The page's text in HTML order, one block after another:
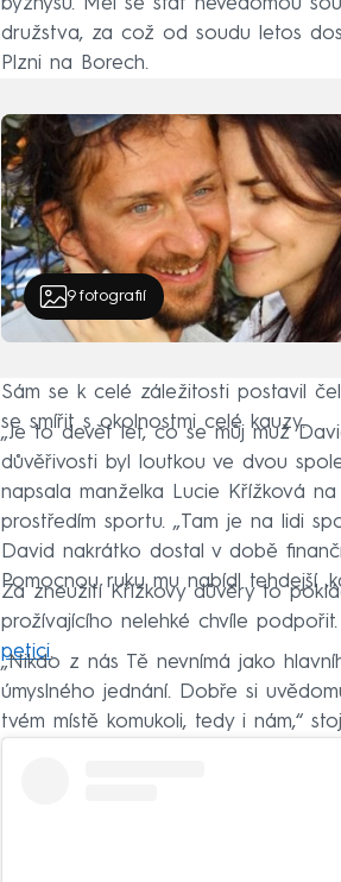
družstva, za což od soudu letos
Plzni na Borech.
9fotografií
Sám se k celé záležitosti postavil
se smířit s okolnostmi celé kauzy.
„Je to devět let, co se můj muž
důvěřivosti byl loutkou ve dvou
napsala manželka Lucie Křížková
prostředím sportu. „Tam je na lidi
David nakrátko dostal v době
Pomocnou ruku mu nabídl tehdejší
Za zneužití Křížkovy důvěry to
prožívajícího nelehké chvíle podpořit.
petici.
„Nikdo z nás Tě nevnímá jako
úmyslného jednání. Dobře si
tvém místě komukoli, tedy i nám,“